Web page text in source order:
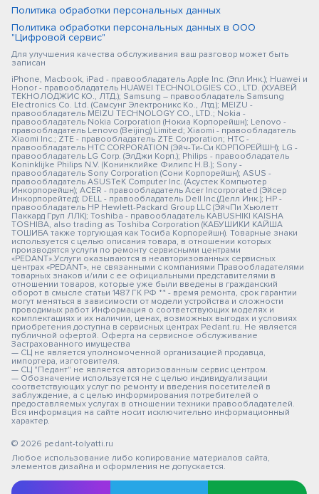
Политика обработки персональных данных
Политика обработки персональных данных в ООО
"Цифровой сервис"
Для улучшения качества обслуживания ваш разговор может быть
записан
iPhone, Macbook, iPad - правообладатель Apple Inc. (Эпл Инк.); Huawei и
Honor - правообладатель HUAWEI TECHNOLOGIES CO., LTD. (ХУАВЕЙ
ТЕКНОЛОДЖИС КО., ЛТД.); Samsung – правообладатель Samsung
Electronics Co. Ltd. (Самсунг Электроникс Ко., Лтд.); MEIZU -
правообладатель MEIZU TECHNOLOGY CO., LTD.; Nokia -
правообладатель Nokia Corporation (Нокиа Корпорейшн); Lenovo -
правообладатель Lenovo (Beijing) Limited; Xiaomi - правообладатель
Xiaomi Inc.; ZTE - правообладатель ZTE Corporation; HTC -
правообладатель HTC CORPORATION (Эйч-Ти-Си КОРПОРЕЙШН); LG -
правообладатель LG Corp. (ЭлДжи Корп.); Philips - правообладатель
Koninklijke Philips N.V. (Конинклийке Филипс Н.В.); Sony -
правообладатель Sony Corporation (Сони Корпорейшн); ASUS -
правообладатель ASUSTeK Computer Inc. (Асустек Компьютер
Инкорпорейшн); ACER - правообладатель Acer Incorporated (Эйсер
Инкорпорейтед); DELL - правообладатель Dell Inc.(Делл Инк.); HP -
правообладатель HP Hewlett-Packard Group LLC (ЭйчПи Хьюлетт
Паккард Груп ЛЛК); Toshiba - правообладатель KABUSHIKI KAISHA
TOSHIBA, also trading as Toshiba Corporation (КАБУШИКИ КАЙША
ТОШИБА также торгующая как Тосиба Корпорейшн). Товарные знаки
используется с целью описания товара, в отношении которых
производятся услуги по ремонту сервисными центрами
«PEDANT».Услуги оказываются в неавторизованных сервисных
центрах «PEDANT», не связанными с компаниями Правообладателями
товарных знаков и/или с ее официальными представителями в
отношении товаров, которые уже были введены в гражданский
оборот в смысле статьи 1487 ГК РФ ** - время ремонта, срок гарантии
могут меняться в зависимости от модели устройства и сложности
проводимых работ Информация о соответствующих моделях и
комплектациях и их наличии, ценах, возможных выгодах и условиях
приобретения доступна в сервисных центрах Pedant.ru. Не является
публичной офертой. Оферта на сервисное обслуживание
Застрахованного имущества
— СЦ не является уполномоченной организацией продавца,
импортера, изготовителя.
— СЦ "Педант" не является авторизованным сервис центром.
— Обозначение используется не с целью индивидуализации
соответствующих услуг по ремонту и введения посетителей в
заблуждение, а с целью информирования потребителей о
предоставляемых услугах в отношении техники правообладателей.
Вся информация на сайте носит исключительно информационный
характер.
© 2026 pedant-tolyatti.ru
Любое использование либо копирование материалов сайта,
элементов дизайна и оформления не допускается.